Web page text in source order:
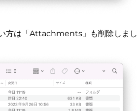
方は「Attachments」も削除しまし